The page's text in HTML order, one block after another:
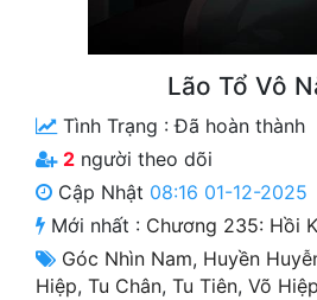
Cung Đấu
Cổ Tiên Hiệp
Cổ Đại
Lão Tổ Vô
Tình Trạng :Đã hoàn thành
2 người theo dõi
Cập Nhật 08:16 01-12-2025
Mới nhất : Chương 235: Hồi
Góc Nhìn Nam, Huyền
Hiệp, Tu Chân, Tu Tiên, Võ Hiệp